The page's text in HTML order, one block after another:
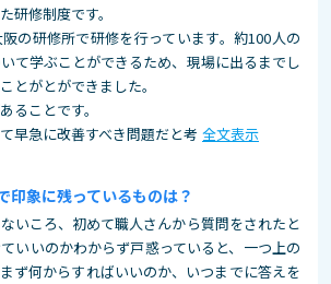
研修制度です。
の研修所で研修を行っています。約100人の
て学ぶことができるため、現場に出るまでし
とがとができました。
ることです。
早急に改善すべき問題だと考 全文表示
印象に残っているものは？
いころ、初めて職人さんから質問をされたと
いいのかわからず戸惑っていると、一つ上の
ず何からすればいいのか、いつまでに答えを